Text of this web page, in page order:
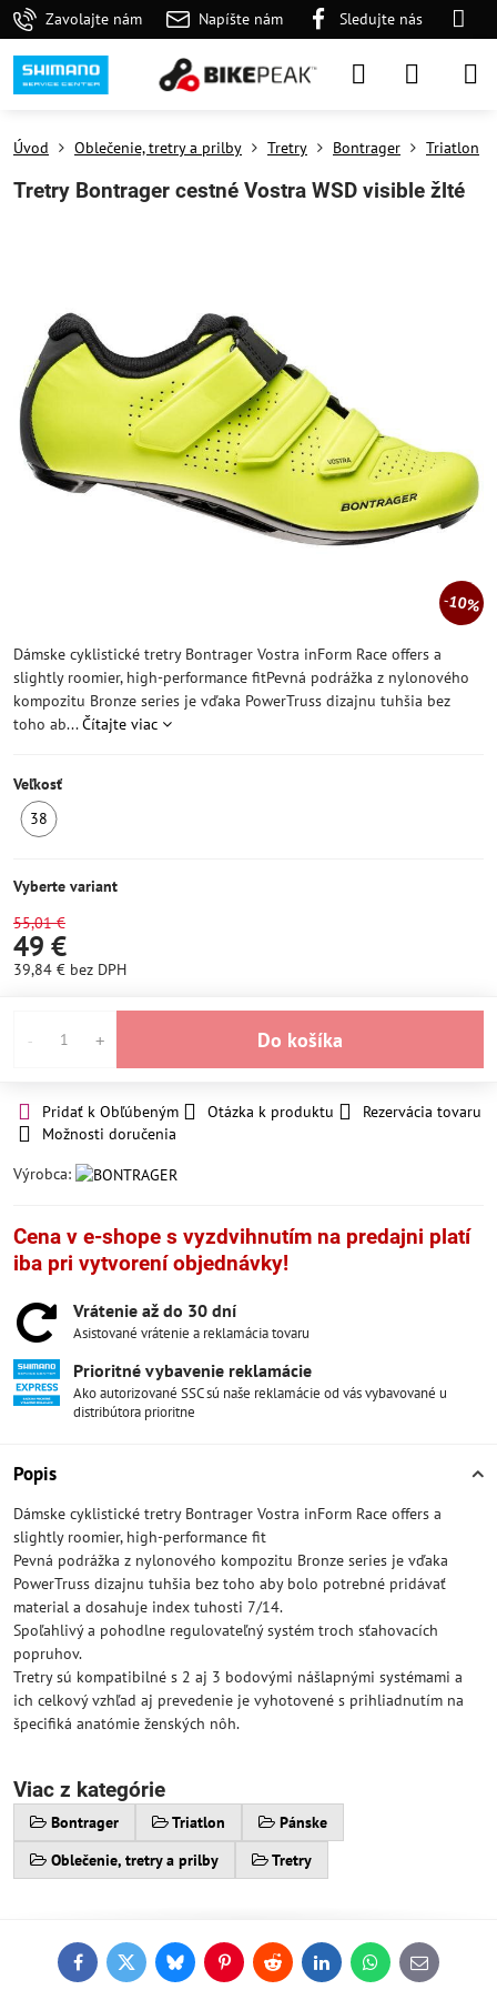
Zavolajte nám Napíšte nám Sledujte nás
10%
Úvod Oblečenie, tretry a prilby Tretry Bontrager Triatlon
Tretry Bontrager cestné Vostra WSD visible žlté
Dámske cyklistické tretry Bontrager Vostra inForm Race offers a
slightly roomier, high-performance fitPevná podrážka z nylonového
kompozitu Bronze series je vďaka PowerTruss dizajnu tuhšia bez
toho ab...Čítajte viac
Veľkosť
38
Vyberte variant
55,01 €
49 €
39,84 € bez DPH
Do košíka
Pridať k Obľúbeným Otázka k produktu
Rezervácia tovaru
Možnosti doručenia
Výrobca:
Cena v e-shope s vyzdvihnutím na predajni platí
iba pri vytvorení objednávky!
Vrátenie až do 30 dní
Asistované vrátenie a reklamácia tovaru
Prioritné vybavenie reklamácie
Ako autorizované SSC sú naše reklamácie od vás vybavované u
distribútora prioritne
Popis
Dámske cyklistické tretry Bontrager Vostra inForm Race offers a
slightly roomier, high-performance fit
Pevná podrážka z nylonového kompozitu Bronze series je vďaka
PowerTruss dizajnu tuhšia bez toho aby bolo potrebné pridávať
material a dosahuje index tuhosti 7/14.
Spoľahlivý a pohodlne regulovateľný systém troch sťahovacích
popruhov.
Tretry sú kompatibilné s 2 aj 3 bodovými nášlapnými systémami a
ich celkový vzhľad aj prevedenie je vyhotovené s prihliadnutím na
špecifiká anatómie ženských nôh.
Viac z kategórie
Bontrager Triatlon
Pánske
Oblečenie, tretry a prilby
Tretry
FacebookTwitterBlueskyPinterestReddit LinkedInWhatsApp
E-
mail